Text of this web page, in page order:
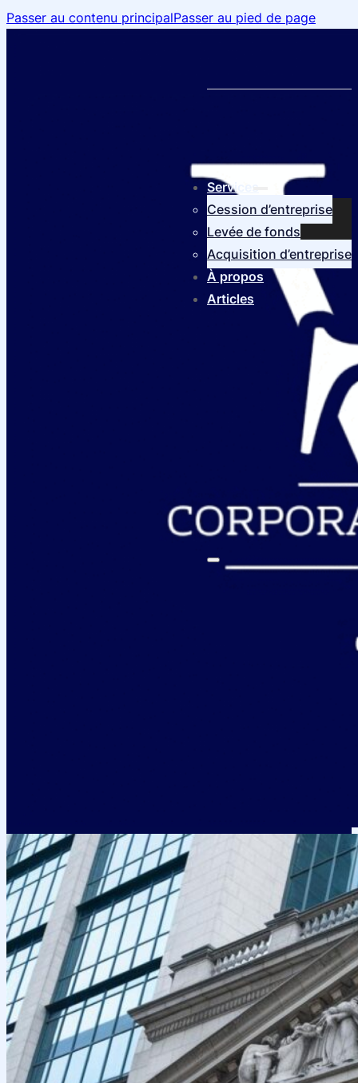
Passer au contenu principalPasser au pied de page
Services
Cession d’entreprise
Levée de fonds
Acquisition d’entreprise
À propos
Articles